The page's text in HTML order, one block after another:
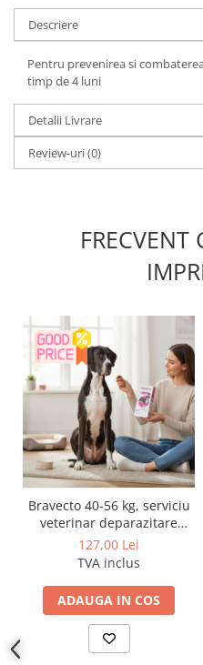
Descriere
Pentru prevenirea si
timp de 4 luni
Detalii Livrare
Review-uri(0)
FRECVENT
Bravecto 40-56 kg, serviciu
veterinar deparazitare
externă pentru câini cu
greutatea cuprinsa intre 40
127,00 Lei
TVA inclus
ADAUGA IN COS